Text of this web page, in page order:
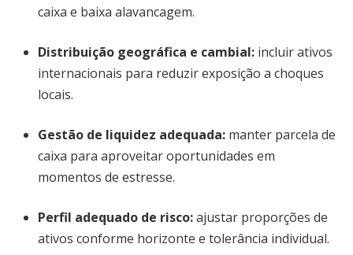
caixa e baixa alavancagem.
Distribuição geográfica e cambial: incluir ativos
internacionais para reduzir exposição a choques
locais.
Gestão de liquidez adequada: manter parcela de
caixa para aproveitar oportunidades em
momentos de estresse.
Perfil adequado de risco:ajustar proporções de
ativos conforme horizonte e tolerância individual.